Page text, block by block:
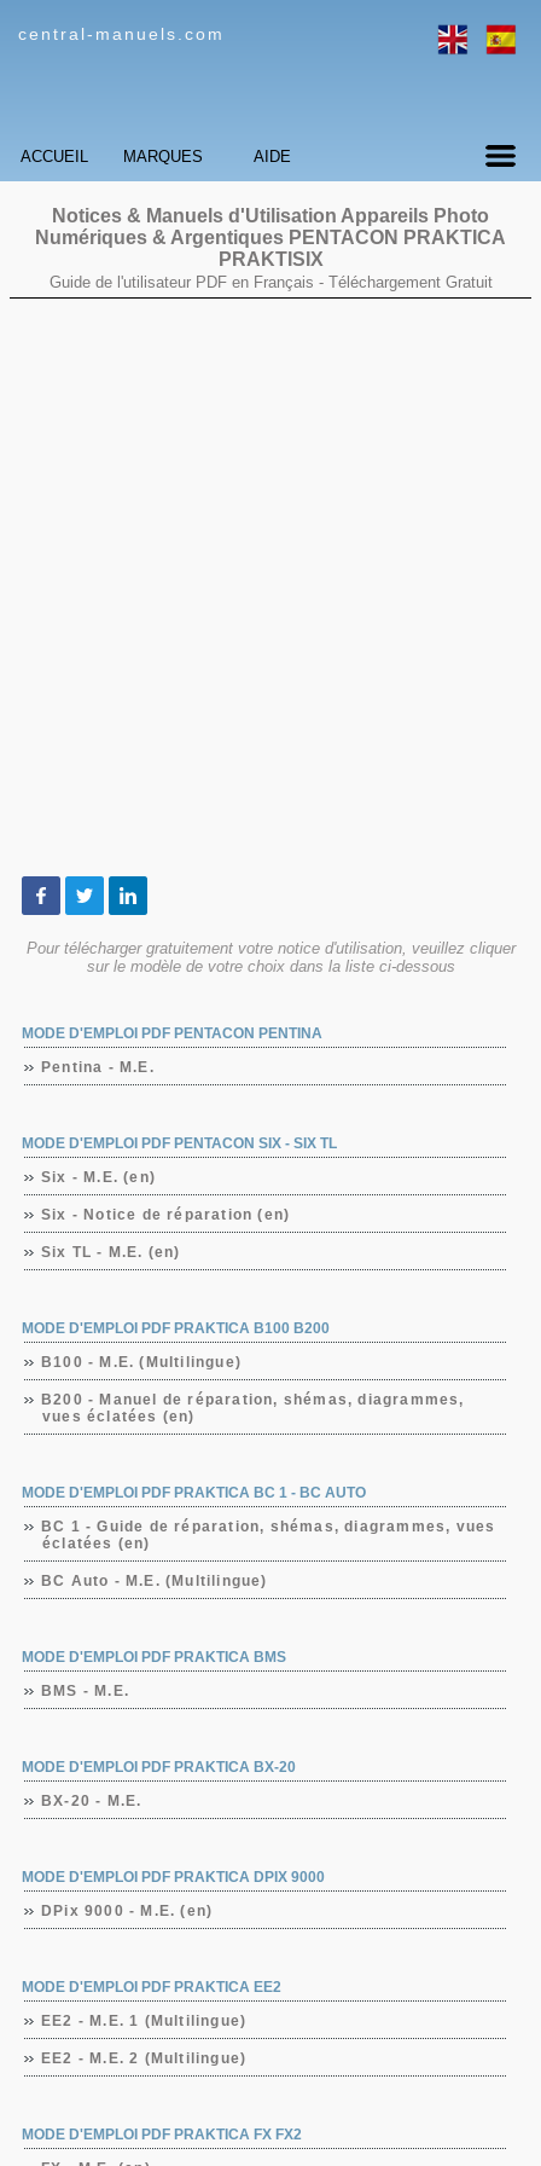
central-manuels.com
ACCUEIL MARQUES AIDE
Notices & Manuels d'Utilisation Appareils Photo
Numériques & Argentiques PENTACON PRAKTICA
PRAKTISIX
Guide de l'utilisateur PDF en Français - Téléchargement Gratuit
Pour télécharger gratuitement votre notice d'utilisation, veuillez cliquer
sur le modèle de votre choix dans la liste ci-dessous
MODE D'EMPLOI PDF PENTACON PENTINA
Pentina - M.E.
MODE D'EMPLOI PDF PENTACON SIX - SIX TL
Six - M.E. (en)
Six - Notice de réparation (en)
Six TL - M.E. (en)
MODE D'EMPLOI PDF PRAKTICA B100 B200
B100 - M.E. (Multilingue)
B200 - Manuel de réparation, shémas, diagrammes,
vues éclatées (en)
MODE D'EMPLOI PDF PRAKTICA BC 1 - BC AUTO
BC 1 - Guide de réparation, shémas, diagrammes, vues
éclatées (en)
BC Auto - M.E. (Multilingue)
MODE D'EMPLOI PDF PRAKTICA BMS
BMS - M.E.
MODE D'EMPLOI PDF PRAKTICA BX-20
BX-20 - M.E.
MODE D'EMPLOI PDF PRAKTICA DPIX 9000
DPix 9000 - M.E. (en)
MODE D'EMPLOI PDF PRAKTICA EE2
EE2 - M.E. 1 (Multilingue)
EE2 - M.E. 2 (Multilingue)
MODE D'EMPLOI PDF PRAKTICA FX FX2